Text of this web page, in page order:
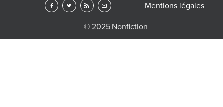
© 2025 Nonfiction
Mentions légales